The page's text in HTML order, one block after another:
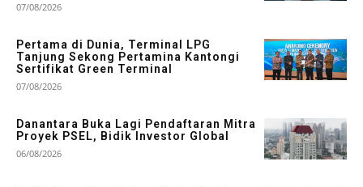
07/08/2026
Pertama di Dunia, Terminal LPG
Tanjung Sekong Pertamina Kantongi
Sertifikat Green Terminal
07/08/2026
Danantara Buka Lagi Pendaftaran Mitra
Proyek PSEL, Bidik Investor Global
06/08/2026